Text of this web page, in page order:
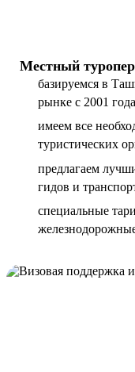
Местный
базируемся в
рынке с 2001 года
имеем все
туристических
предлагаем
гидов и
специальные